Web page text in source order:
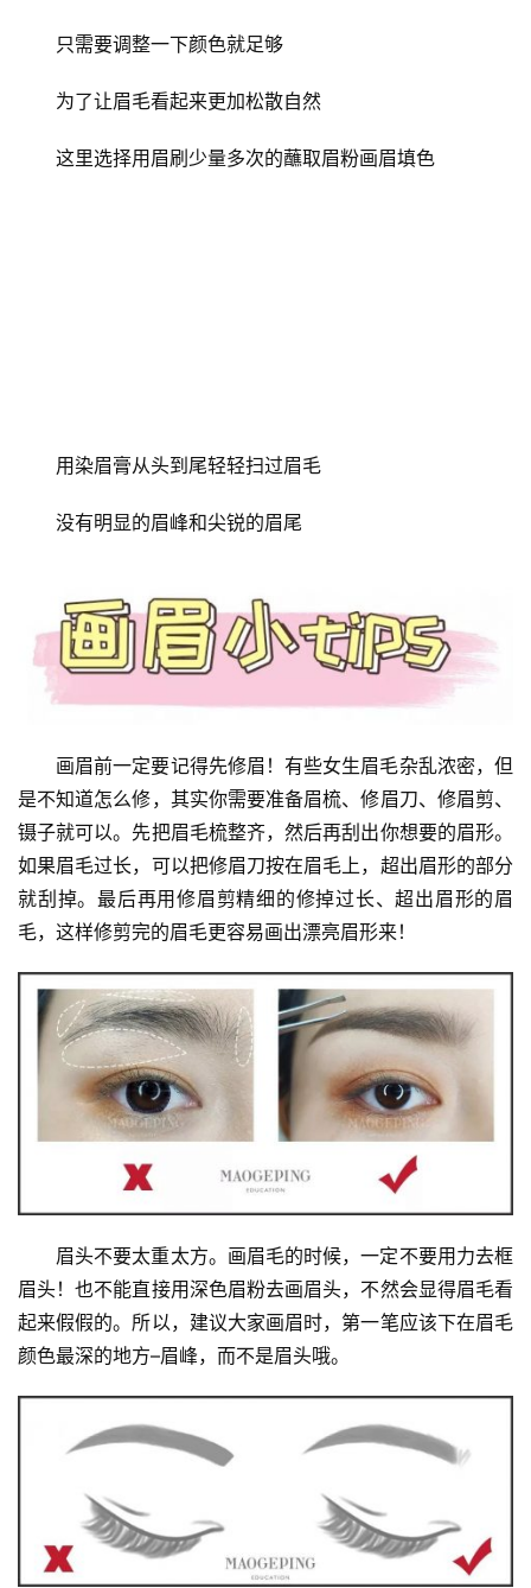
只需要调整一下颜色就足够
为了让眉毛看起来更加松散自然
这里选择用眉刷少量多次的蘸取眉粉画眉填色
用染眉膏从头到尾轻轻扫过眉毛
没有明显的眉峰和尖锐的眉尾
画眉前一定要记得先修眉！有些女生眉毛杂乱浓密，但
是不知道怎么修，其实你需要准备眉梳、修眉刀、修眉剪、
镊子就可以。先把眉毛梳整齐，然后再刮出你想要的眉形。
如果眉毛过长，可以把修眉刀按在眉毛上，超出眉形的部分
就刮掉。最后再用修眉剪精细的修掉过长、超出眉形的眉
毛，这样修剪完的眉毛更容易画出漂亮眉形来！
眉头不要太重太方。画眉毛的时候，一定不要用力去框
眉头！也不能直接用深色眉粉去画眉头，不然会显得眉毛看
起来假假的。所以，建议大家画眉时，第一笔应该下在眉毛
颜色最深的地方–眉峰，而不是眉头哦。